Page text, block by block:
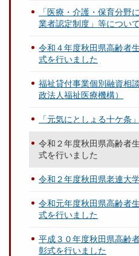
「医療・介護・保育分野
業者認定制度」等について
令和４年度秋田県高齢者
式を行いました
福祉貸付事業個別融資相
政法人福祉医療機構）
「元気にとしょる十ケ条
令和２年度秋田県高齢者
式を行いました
令和２年度秋田県老連大
令和元年度秋田県高齢者
式を行いました
平成３０年度秋田県高齢
彰式を行いました